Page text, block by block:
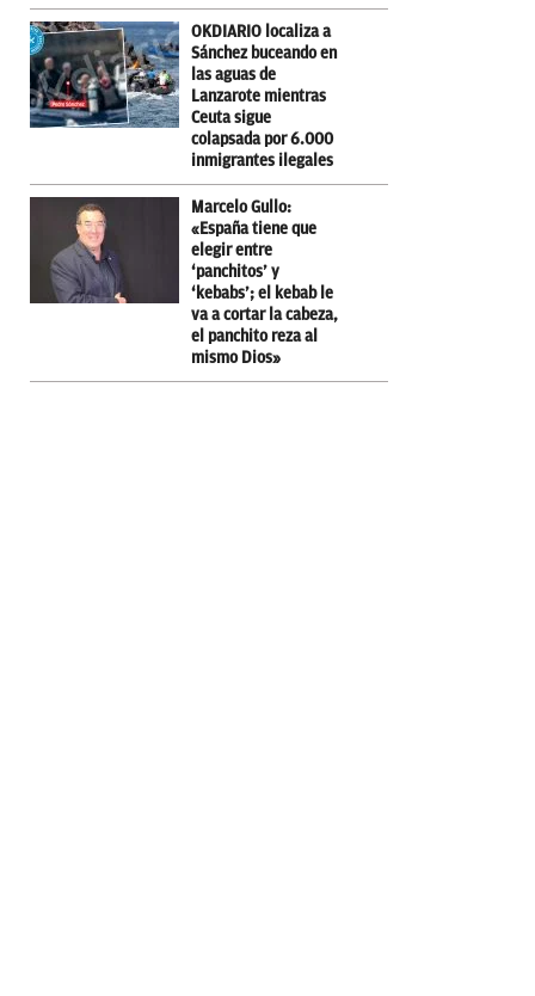
OKDIARIO localiza a
Sánchez buceando en
las aguas de
Lanzarote mientras
Ceuta sigue
colapsada por 6.000
inmigrantes ilegales
Marcelo Gullo:
«España tiene que
elegir entre
‘panchitos’ y
‘kebabs’; el kebab le
va a cortar la cabeza,
el panchito reza al
mismo Dios»